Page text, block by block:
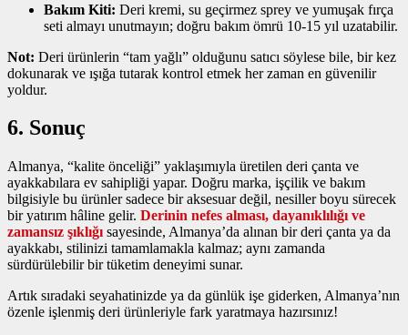
Bakım Kiti: Deri kremi, su geçirmez sprey ve yumuşak fırça
seti almayı unutmayın; doğru bakım ömrü 10‑15 yıl uzatabilir.
Not: Deri ürünlerin “tam yağlı” olduğunu satıcı söylese bile, bir kez
dokunarak ve ışığa tutarak kontrol etmek her zaman en güvenilir
yoldur.
6. Sonuç
Almanya, “kalite önceliği” yaklaşımıyla üretilen deri çanta ve
ayakkabılara ev sahipliği yapar. Doğru marka, işçilik ve bakım
bilgisiyle bu ürünler sadece bir aksesuar değil, nesiller boyu sürecek
bir yatırım hâline gelir. Derinin nefes alması, dayanıklılığı ve
zamansız şıklığı sayesinde, Almanya’da alınan bir deri çanta ya da
ayakkabı, stilinizi tamamlamakla kalmaz; aynı zamanda
sürdürülebilir bir tüketim deneyimi sunar.
Artık sıradaki seyahatinizde ya da günlük işe giderken, Almanya’nın
özenle işlenmiş deri ürünleriyle fark yaratmaya hazırsınız!